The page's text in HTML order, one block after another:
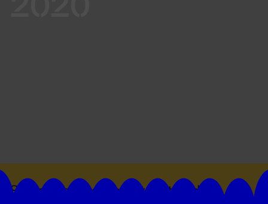
Suivez toutes les actualités du